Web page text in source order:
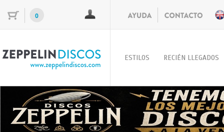
0
ESTILOS RECIÉN LLEGADOS